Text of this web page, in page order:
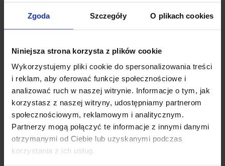
Zgoda Szczegóły O plikach cookies
Niniejsza strona korzysta z plików cookie
Wykorzystujemy pliki cookie do spersonalizowania treści
i reklam, aby oferować funkcje społecznościowe i
analizować ruch w naszej witrynie. Informacje o tym, jak
korzystasz z naszej witryny, udostępniamy partnerom
społecznościowym, reklamowym i analitycznym.
Partnerzy mogą połączyć te informacje z innymi danymi
otrzymanymi od Ciebie lub uzyskanymi podczas
korzystania z ich usług.
oferowanych na rynku trójmiejskim. Dodatkowo, warto
wspomnieć, że C200 posiada podziemne magazyny o powierzchni
około 2500 mkw. Część z nich może korzystać z rampy.”
Biurowiec będzie posiadał 7 kondygnacji, a jego elewację
uatrakcyjni m.in. ledowa iluminacja. Całkowita powierzchnia najmu
budynku wyniesie około 17 500 mkw. Złożą się na nią
pomieszczenia biurowe klasy A (parter i I piętro) oraz B+ (wyższe
kondygnacje). Architekci odpowiedzialni za projekt zadbali, aby
przyszli najemcy mieli możliwość elastycznej aranżacji powierzchni.
Projektanci nie zapomnieli również o tym, by części wspólne
obiektu były jak najbardziej efektywne, a przy tym i atrakcyjne.